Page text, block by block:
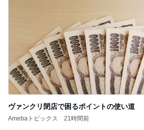
ヴァンクリ閉店で困るポイントの使い道
Amebaトピックス 21時間前